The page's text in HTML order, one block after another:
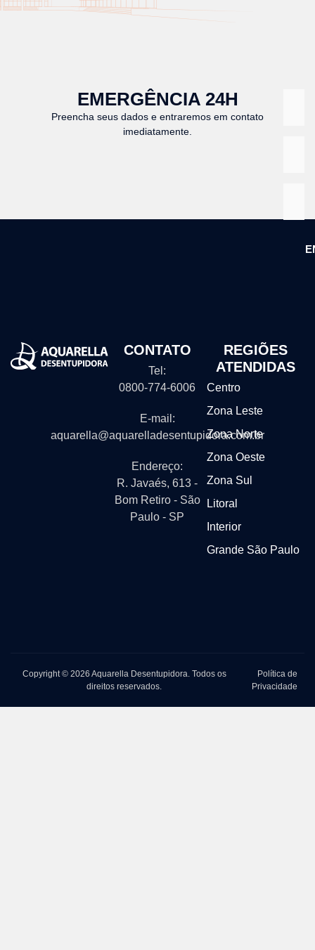
EMERGÊNCIA 24H
Preencha seus dados e entraremos em contato
imediatamente.
CONTATO
Tel:
0800-774-6006
E-mail:
aquarella@aquarelladesentupidora.com.br
Endereço:
R. Javaés, 613 -
Bom Retiro - São
Paulo - SP
REGIÕES
ATENDIDAS
Centro
Zona Leste
Zona Norte
Zona Oeste
Zona Sul
Litoral
Interior
Grande São Paulo
Copyright © 2026 Aquarella Desentupidora. Todos os
direitos reservados.
Política de
Privacidade